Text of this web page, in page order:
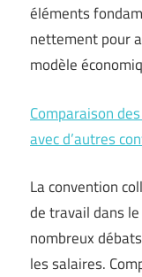
éléments
nettement pour
modèle
Comparaison
avec d’autres
La convention
de travail dans
nombreux
les salaires.